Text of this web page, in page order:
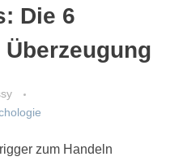
Die 6
zum Handeln